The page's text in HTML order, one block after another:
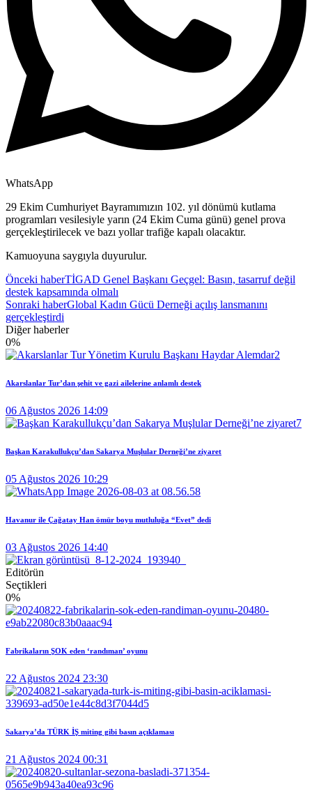
WhatsApp
29 Ekim Cumhuriyet Bayramımızın 102. yıl dönümü kutlama
programları vesilesiyle yarın (24 Ekim Cuma günü) genel prova
gerçekleştirilecek ve bazı yollar trafiğe kapalı olacaktır.
Kamuoyuna saygıyla duyurulur.
Önceki haberTİGAD Genel Başkanı Geçgel: Basın, tasarruf değil
destek kapsamında olmalı
Sonraki haberGlobal Kadın Gücü Derneği açılış lansmanını
gerçekleştirdi
Diğer haberler
0%
Akarslanlar Tur’dan şehit ve gazi ailelerine anlamlı destek
06 Ağustos 2026 14:09
Başkan Karakullukçu’dan Sakarya Muşlular Derneği’ne ziyaret
05 Ağustos 2026 10:29
Havanur ile Çağatay Han ömür boyu mutluluğa “Evet” dedi
03 Ağustos 2026 14:40
Editörün
Seçtikleri
0%
Fabrikaların ŞOK eden ‘randıman’ oyunu
22 Ağustos 2024 23:30
Sakarya’da TÜRK İŞ miting gibi basın açıklaması
21 Ağustos 2024 00:31